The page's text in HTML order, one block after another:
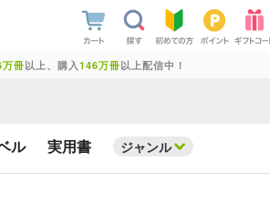
冊以上、購入 146万冊以上配信中！
ル 実用書 ジャンル